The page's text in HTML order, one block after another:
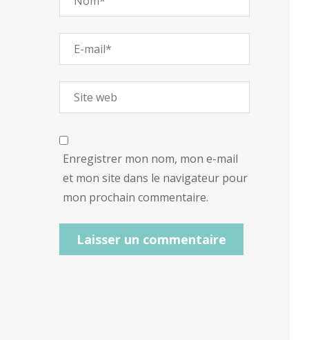
Enregistrer mon nom, mon e-mail
et mon site dans le navigateur pour
mon prochain commentaire.